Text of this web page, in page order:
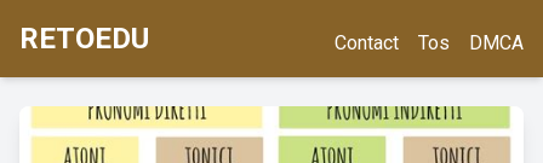
RETOEDU Contact Tos DMCA